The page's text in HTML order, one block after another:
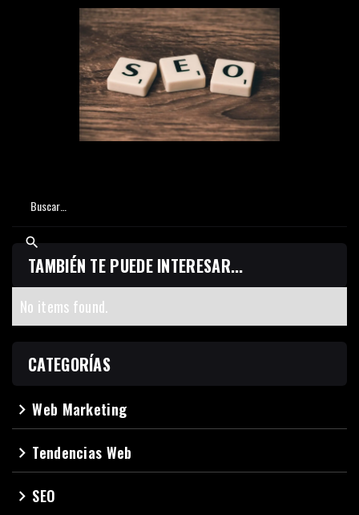
TAMBIÉN TE PUEDE INTERESAR...
No items found.
CATEGORÍAS
navigate_nextWeb Marketing
navigate_next Tendencias Web
navigate_next SEO